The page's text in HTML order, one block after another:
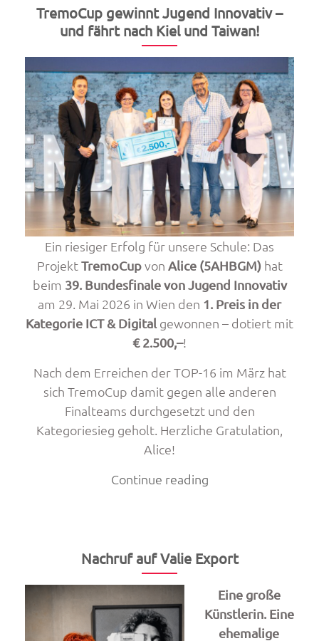
Bundesfinale
der
TremoCup gewinnt Jugend Innovativ –
und fährt nach Kiel und Taiwan!
Ein riesiger Erfolg für unsere Schule: Das
ProjektTremoCupvon Alice (5AHBGM) hat
beim 39. Bundesfinale von Jugend Innovativ
am 29. Mai 2026 in Wien den 1. Preis in der
Kategorie ICT & Digitalgewonnen – dotiert mit
€ 2.500,–!
Nach dem Erreichen der TOP-16 im März hat
sich TremoCup damit gegen alle anderen
Finalteams durchgesetzt und den
Kategoriesieg geholt. Herzliche Gratulation,
Alice!
Continue reading„TremoCup
–
fährt
nach
Kiel
Nachruf auf Valie Export
Eine große
Künstlerin. Eine
ehemalige